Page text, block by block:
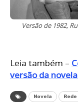
Versão de 1982,
Leia também –
versão da
Novela